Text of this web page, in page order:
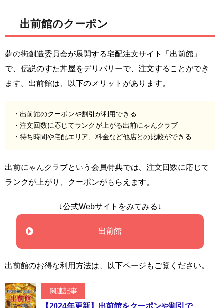
出前館のクーポン
夢の街創造委員会が展開する宅配注文サイト「出前館」
で、伝説のすた丼屋をデリバリーで、注文することができ
ます。出前館は、以下のメリットがあります。
・出前館のクーポンや割引が利用できる
・注文回数に応じてランクが上がる出前にゃんクラブ
・待ち時間や宅配エリア、料金など他店との比較ができる
出前にゃんクラブという会員特典では、注文回数に応じて
ランクが上がり、クーポンがもらえます。
↓公式Webサイトをみてみる↓
出前館
出前館のお得な利用方法は、以下ページもご覧ください。
関連記事
【2024年更新】出前館をクーポンや割引で